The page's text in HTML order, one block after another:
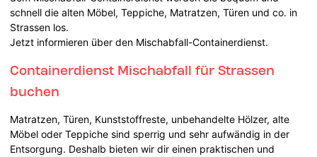
schnell die alten Möbel, Teppiche, Matratzen, Türen und co. in
Strassen los.
Jetzt informieren über den Mischabfall-Containerdienst.
Containerdienst Mischabfall für Strassen
buchen
Matratzen, Türen, Kunststoffreste, unbehandelte Hölzer, alte
Möbel oder Teppiche sind sperrig und sehr aufwändig in der
Entsorgung. Deshalb bieten wir dir einen praktischen und